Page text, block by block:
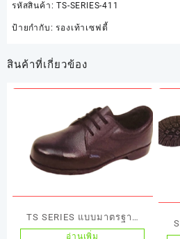
รหัสสินค้า:TS-SERIES-411
ป้ายกำกับ:รองเท้าเซฟตี้
สินค้าที่เกี่ยวข้อง
TS SERIES แบบมาตรฐาน
อ่านเพิ่ม